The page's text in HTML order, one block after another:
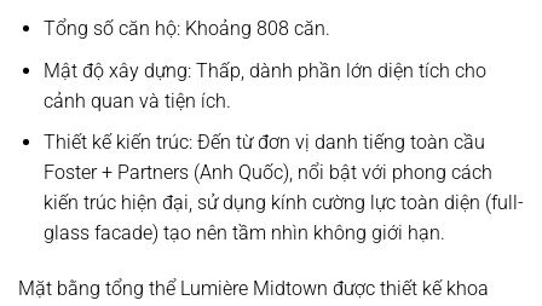
Tổng số căn hộ:Khoảng 808 căn.
Mật độ xây dựng:Thấp, dành phần lớn diện tích cho
cảnh quan và tiện ích.
Thiết kế kiến trúc:Đến từ đơn vị danh tiếng toàn cầu
Foster + Partners (Anh Quốc), nổi bật với phong cách
kiến trúc hiện đại, sử dụng kính cường lực toàn diện (full-
glass facade) tạo nên tầm nhìn không giới hạn.
Mặt bằng tổng thể Lumière Midtown được thiết kế khoa